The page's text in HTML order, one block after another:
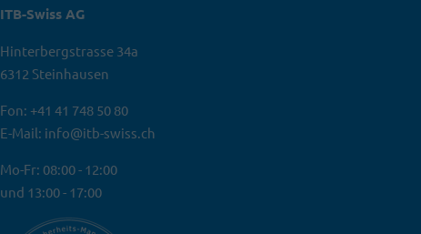
ITB-Swiss AG
Hinterbergstrasse 34a
6312 Steinhausen
Fon: +41 41 748 50 80
E-Mail: info@itb-swiss.ch
Mo-Fr: 08:00 - 12:00
und 13:00 - 17:00